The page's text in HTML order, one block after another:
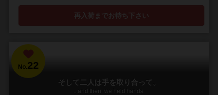
再入荷までお待ち下さい
No.22
そして二人は手を取り合って。
...and then. we held hands.